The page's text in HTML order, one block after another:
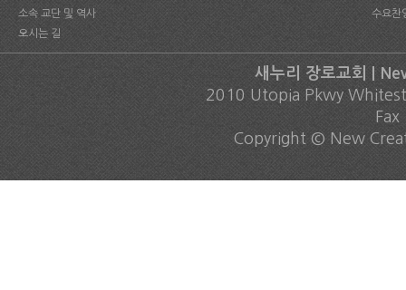
소속 교단 및 역사
오시는 길
수요찬
새누리 장로교회 |
2010 Utopia Pkwy
Copyright © New